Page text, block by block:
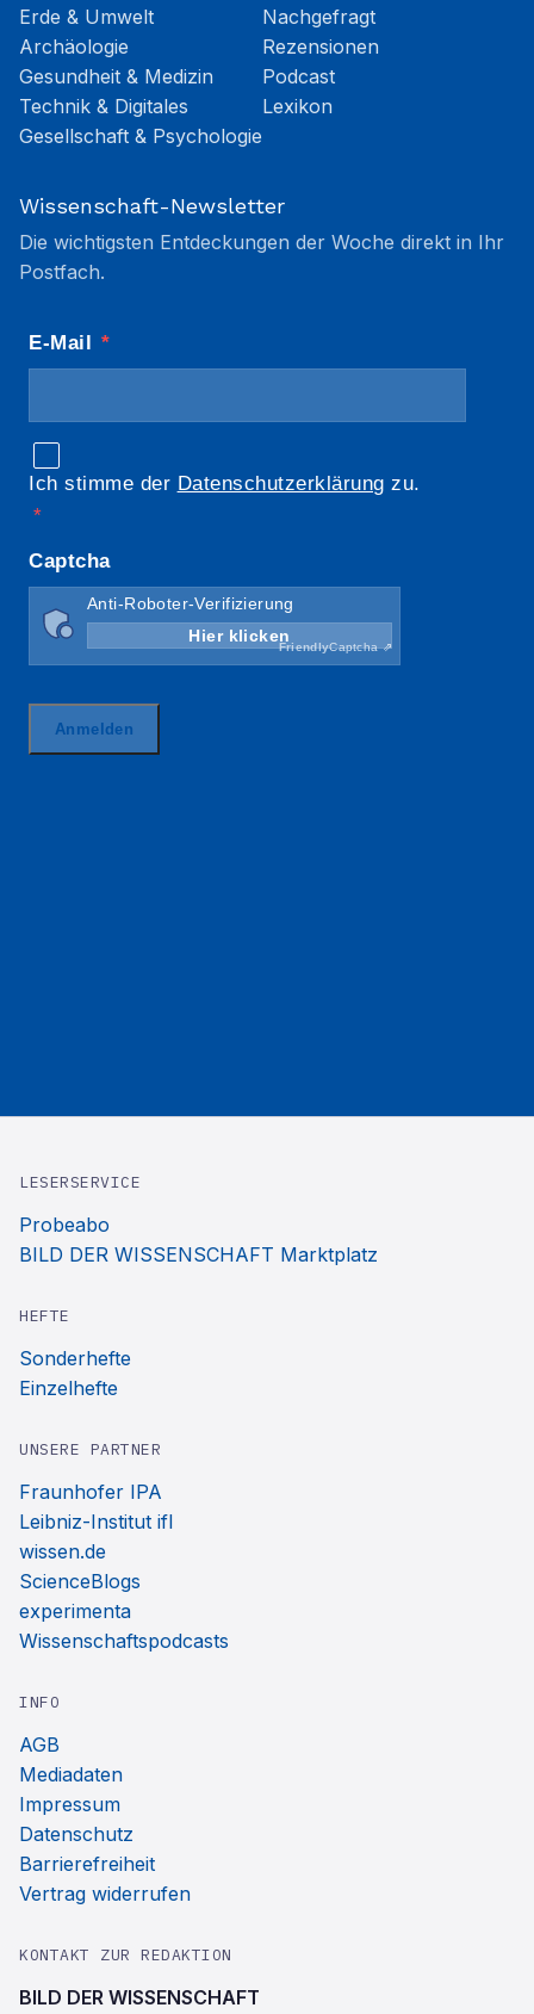
Erde & Umwelt
Archäologie
Gesundheit & Medizin
Technik & Digitales
Gesellschaft & Psychologie
Nachgefragt
Rezensionen
Podcast
Lexikon
Wissenschaft-Newsletter
Die wichtigsten Entdeckungen der Woche direkt in Ihr
Postfach.
LESERSERVICE
Probeabo
BILD DER WISSENSCHAFT Marktplatz
HEFTE
Sonderhefte
Einzelhefte
UNSERE PARTNER
Fraunhofer IPA
Leibniz-Institut ifl
wissen.de
ScienceBlogs
experimenta
Wissenschaftspodcasts
INFO
AGB
Mediadaten
Impressum
Datenschutz
Barrierefreiheit
Vertrag widerrufen
KONTAKT ZUR REDAKTION
BILD DER WISSENSCHAFT